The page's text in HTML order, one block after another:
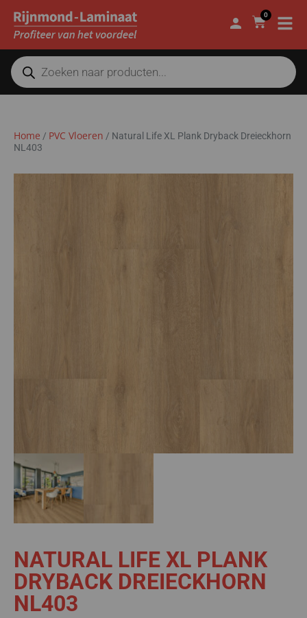
0
Home / PVC Vloeren / Natural Life XL Plank Dryback Dreieckhorn
NL403
NATURAL LIFE XL PLANK
DRYBACK DREIECKHORN
NL403